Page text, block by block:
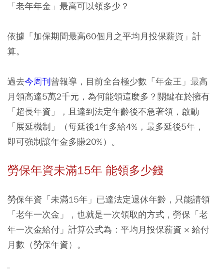
「老年年金」最高可以領多少？
依據「加保期間最高60個月之平均月投保薪資」計
算。
過去今周刊曾報導，目前全台極少數「年金王」最高
月領高達5萬2千元，為何能領這麼多？關鍵在於擁有
「超長年資」，且達到法定年齡後不急著領，啟動
「展延機制」（每延後1年多給4%，最多延後5年，
即可強制讓年金多賺20%）。
勞保年資未滿15年 能領多少錢
勞保年資「未滿15年」已達法定退休年齡，只能請領
「老年一次金」，也就是一次領取的方式，勞保「老
年一次金給付」計算公式為：平均月投保薪資 × 給付
月數（勞保年資）。